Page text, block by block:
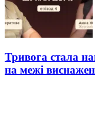
Тривога стала
на межі